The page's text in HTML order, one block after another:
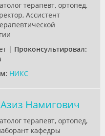
терапевт, ортопед,
Ассистент
| Проконсультировал:
НИКС
Намигович
терапевт, ортопед,
кафедры